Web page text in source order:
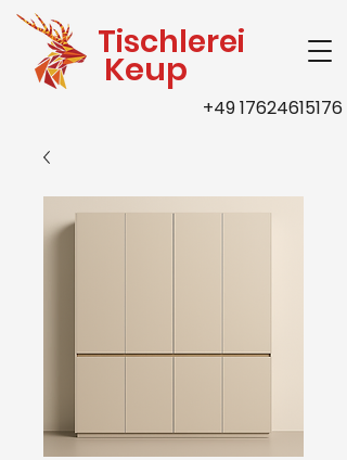
Keup
Tischlerei
+49 17624615176